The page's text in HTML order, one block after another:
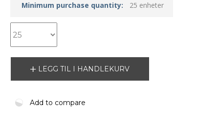
Minimum purchase quantity: 25 enheter
LEGG TIL I HANDLEKURV
Add to compare